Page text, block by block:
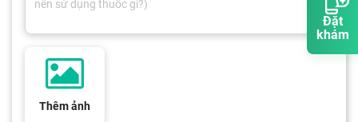
Đặt
khám
Thêm ảnh